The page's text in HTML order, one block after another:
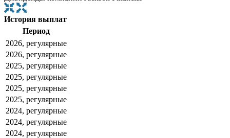
История выплат
Период
2026, регулярные
2026, регулярные
2025, регулярные
2025, регулярные
2025, регулярные
2025, регулярные
2024, регулярные
2024, регулярные
2024, регулярные